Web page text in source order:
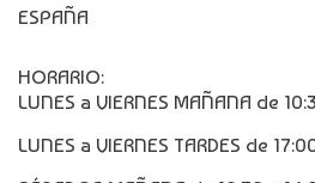
ESPAÑA
HORARIO:
LUNES a VIERNES MAÑANA de
LUNES a VIERNES TARDES de